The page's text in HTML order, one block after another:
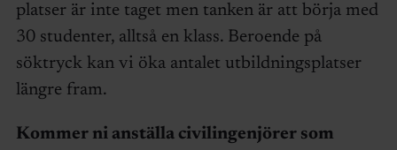
platser är inte taget men tanken är att börja med
30 studenter, alltså en klass. Beroende på
söktryck kan vi öka antalet utbildningsplatser
längre fram.
Kommer ni anställa civilingenjörer som